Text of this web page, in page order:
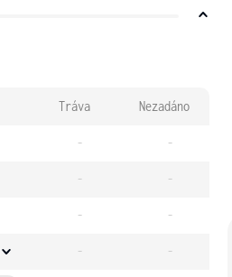
Tráva Nezadáno
- -
- -
- -
- -